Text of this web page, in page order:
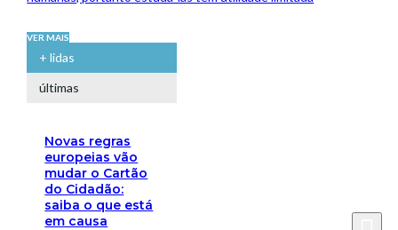
VER MAIS
+ lidas
últimas
Novas regras
europeias vão
mudar o Cartão
do Cidadão:
saiba o que está
em causa